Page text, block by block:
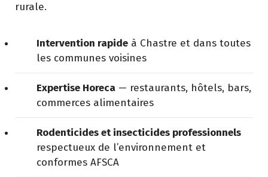
rurale.
Intervention rapide à Chastre et dans toutes
les communes voisines
Expertise Horeca — restaurants, hôtels, bars,
commerces alimentaires
Rodenticides et insecticides professionnels
respectueux de l’environnement et
conformes AFSCA